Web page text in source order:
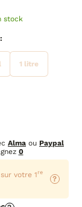
stock
1 litre
Alma ou Paypal
0
votre 1re
?